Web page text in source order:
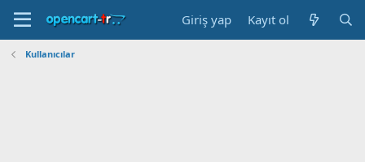
Giriş yap Kayıt ol
Kullanıcılar